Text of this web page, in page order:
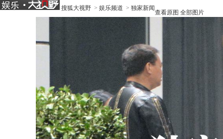
搜狐大视野 > 娱乐频道 > 独家新闻
查看原图 全部图片